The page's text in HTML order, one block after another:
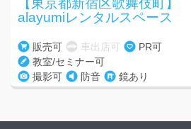
【東京都新宿区歌舞伎町】
alayumiレンタルスペース
販売可 車出店可
PR可
教室/セミナー可
撮影可
防音 鏡あり